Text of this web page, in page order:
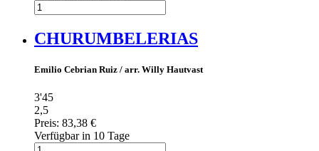
CHURUMBELERIAS
Emilio Cebrian Ruiz / arr. Willy Hautvast
3'45
2,5
Preis: 83,38 €
Verfügbar in 10 Tage